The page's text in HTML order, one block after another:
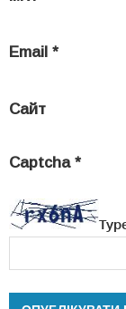
Email *
Сайт
Captcha *